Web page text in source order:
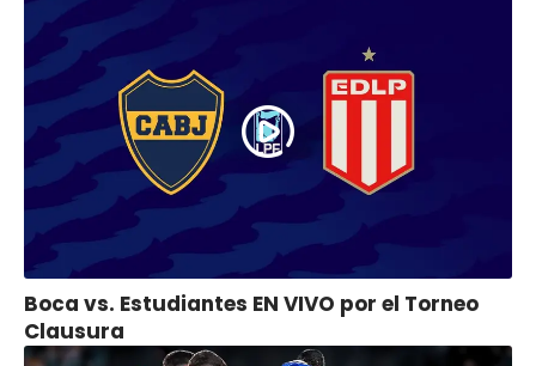
Boca vs. Estudiantes EN VIVO por el Torneo
Clausura